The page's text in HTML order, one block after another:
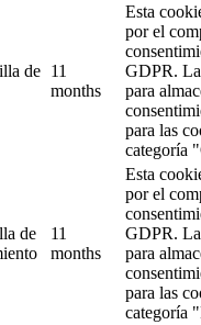
de 11
months
Esta
por el
GDPR.
para
para las
categoría
de
11
months
Esta
por el
GDPR.
para
para las
categoría